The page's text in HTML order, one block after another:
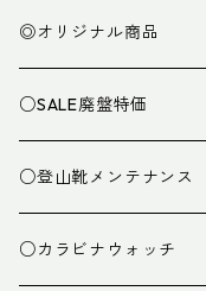
◎オリジナル商品
○SALE廃盤特価
○登山靴メンテナンス
○カラビナウォッチ